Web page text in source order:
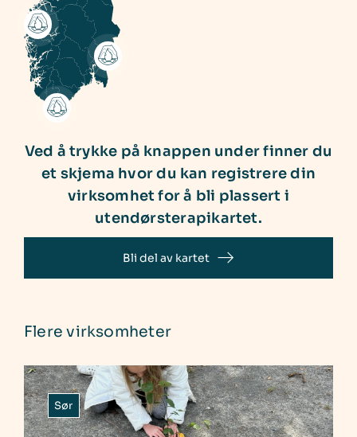
Ved å trykke på knappen under finner du
et skjema hvor du kan registrere din
virksomhet for å bli plassert i
utendørsterapikartet.
Bli del av kartet
Flere virksomheter
Sør